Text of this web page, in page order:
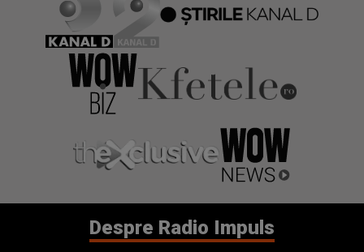
Despre Radio Impuls